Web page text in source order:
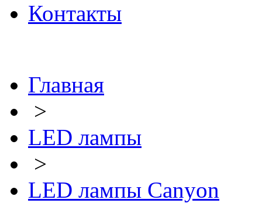
Контакты
Главная
>
LED лампы
>
LED лампы Canyon